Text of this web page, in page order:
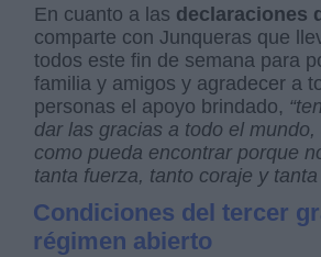
En cuanto a las declaraciones
comparte con Junqueras que
todos este fin de semana para
familia y amigos y agradecer a
personas el apoyo brindado,
dar las gracias a todo el
como pueda encontrar porque
tanta fuerza, tanto coraje y tanta
Condiciones del tercer
régimen abierto